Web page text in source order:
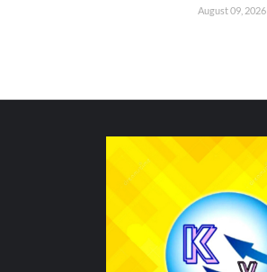
August 09, 2026